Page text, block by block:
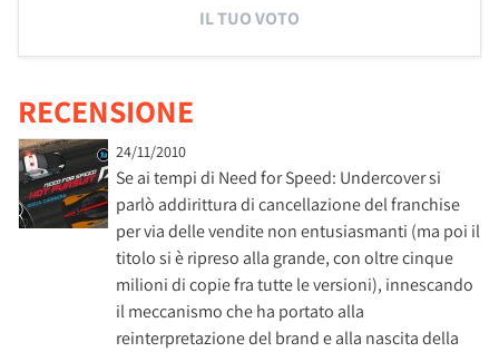
IL TUO VOTO
RECENSIONE
24/11/2010
Se ai tempi di Need for Speed: Undercover si
parlò addirittura di cancellazione del franchise
per via delle vendite non entusiasmanti (ma poi il
titolo si è ripreso alla grande, con oltre cinque
milioni di copie fra tutte le versioni), innescando
il meccanismo che ha portato alla
reinterpretazione del brand e alla nascita della